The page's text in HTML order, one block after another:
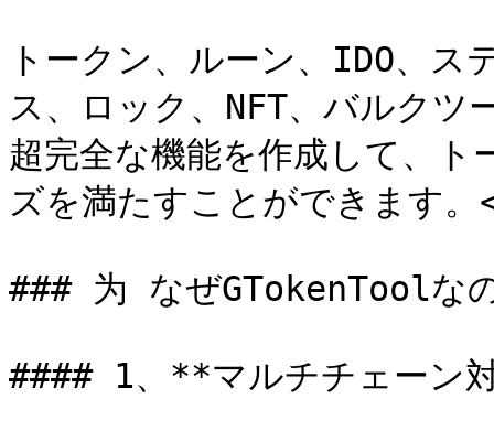
トークン、ルーン、IDO、
ス、ロック、NFT、バルクツ
超完全な機能を作成して、
ズを満たすことができます
### 为 なぜGTokenToolな
#### 1、**マルチチェーン